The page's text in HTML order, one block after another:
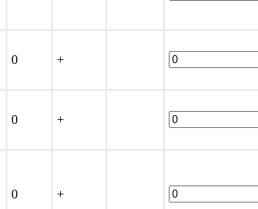
0 +
0 +
0 +